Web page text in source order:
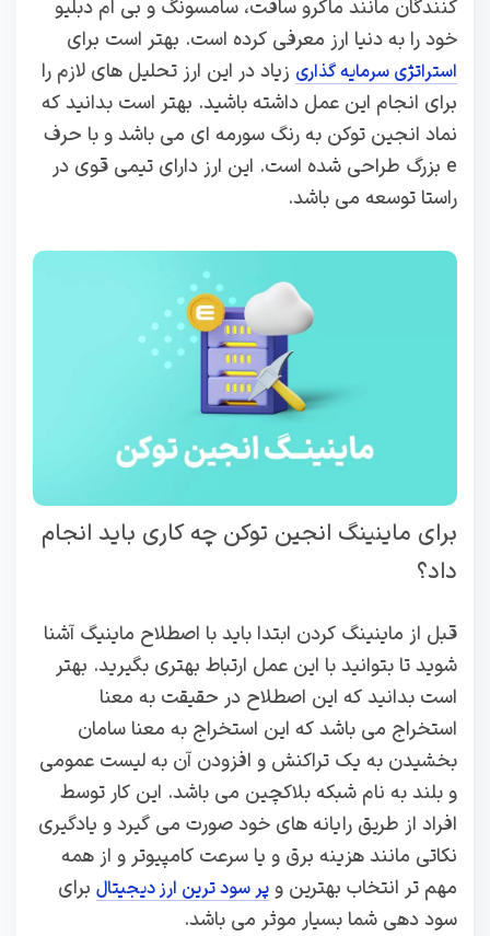
کنندگان مانند ماکرو سافت، سامسونگ و بی ام دبلیو
خود را به دنیا ارز معرفی کرده است. بهتر است برای
استراتژی سرمایه گذاری زیاد در این ارز تحلیل های لازم را
برای انجام این عمل داشته باشید. بهتر است بدانید که
نماد انجین توکن به رنگ سورمه ای می باشد و با حرف
e بزرگ طراحی شده است. این ارز دارای تیمی قوی در
راستا توسعه می باشد.
برای ماینینگ انجین توکن چه کاری باید انجام
داد؟
قبل از ماینینگ کردن ابتدا باید با اصطلاح ماینیگ آشنا
شوید تا بتوانید با این عمل ارتباط بهتری بگیرید. بهتر
است بدانید که این اصطلاح در حقیقت به معنا
استخراج می باشد که این استخراج به معنا سامان
بخشیدن به یک تراکنش و افزودن آن به لیست عمومی
و بلند به نام شبکه بلاکچین می باشد. این کار توسط
افراد از طریق رایانه های خود صورت می گیرد و یادگیری
نکاتی مانند هزینه برق و یا سرعت کامپیوتر و از همه
مهم تر انتخاب بهترین و پر سود ترین ارز دیجیتال برای
سود دهی شما بسیار موثر می باشد.